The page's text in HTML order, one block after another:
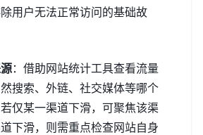
用户无法正常访问的基础故
：借助网站统计工具查看流量
搜索、外链、社交媒体等哪个
仅某一渠道下滑，可聚焦该渠
下滑，则需重点检查网站自身